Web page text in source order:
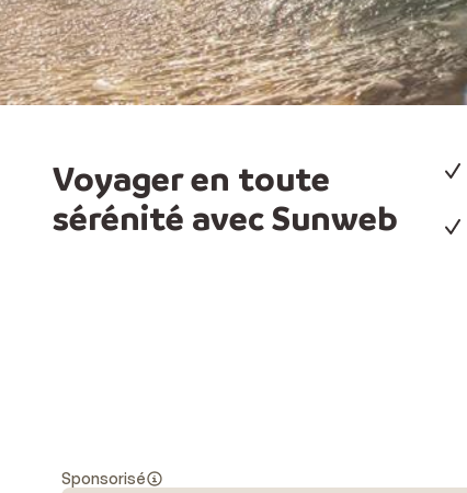
Voyager en toute
sérénité avec Sunweb
Sponsorisé